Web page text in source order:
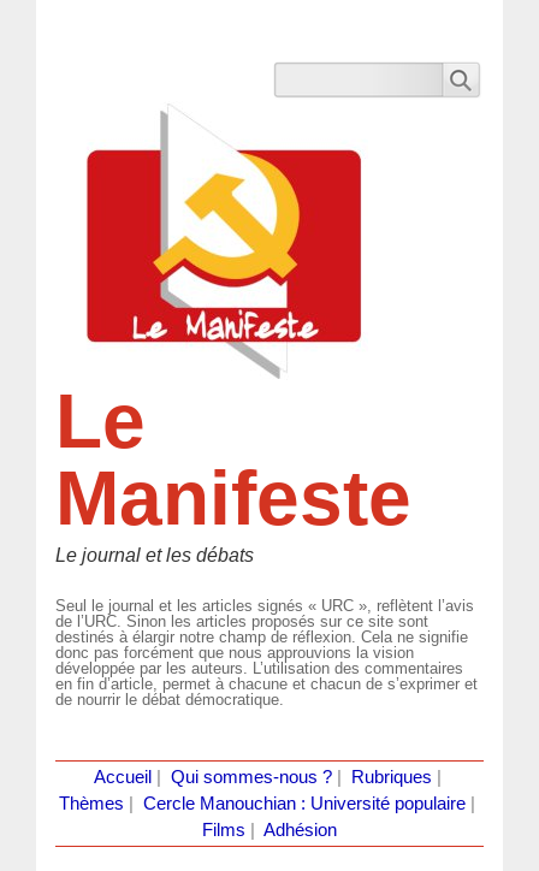
Le
Manifeste
Le journal et les débats
Seul le journal et les articles signés « URC », reflètent l’avis
de l’URC. Sinon les articles proposés sur ce site sont
destinés à élargir notre champ de réflexion. Cela ne signifie
donc pas forcément que nous approuvions la vision
développée par les auteurs. L’utilisation des commentaires
en fin d’article, permet à chacune et chacun de s’exprimer et
de nourrir le débat démocratique.
Accueil Qui sommes-nous ?| Rubriques
Thèmes
Cercle Manouchian : Université populaire
Films
Adhésion